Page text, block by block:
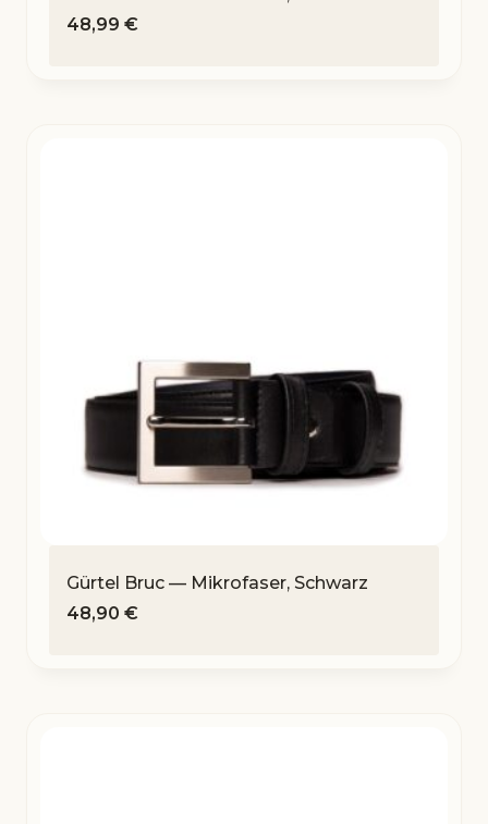
48,99 €
Gürtel Bruc — Mikrofaser, Schwarz
48,90 €